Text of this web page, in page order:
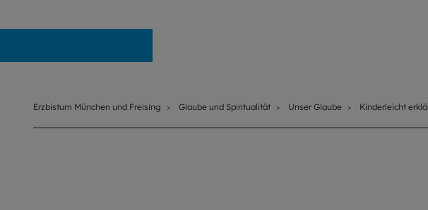
Erzbistum München und Freising Glaube und Spiritualität Unser Glaube Kinderleicht